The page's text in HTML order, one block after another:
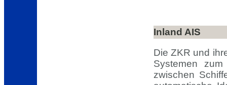
Inland AIS
Die ZKR und
Systemen
zwischen